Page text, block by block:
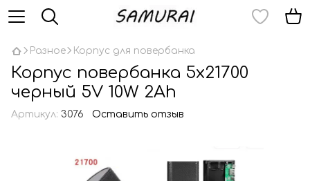
Разное Корпус для повербанка
Корпус повербанка 5х21700
черный 5V 10W 2Ah
Артикул: 3076 Оставить отзыв